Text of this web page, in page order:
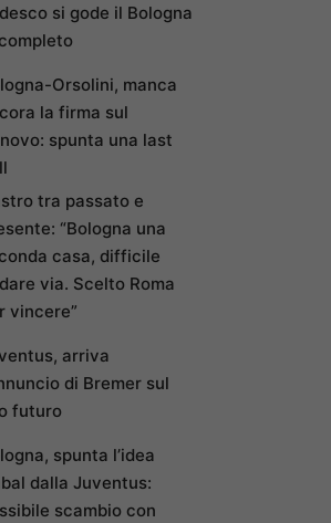
si gode il Bologna
Orsolini, manca
la firma sul
spunta una last
tra passato e
“Bologna una
casa, difficile
via. Scelto Roma
vincere”
arriva
di Bremer sul
futuro
spunta l’idea
dalla Juventus:
scambio con